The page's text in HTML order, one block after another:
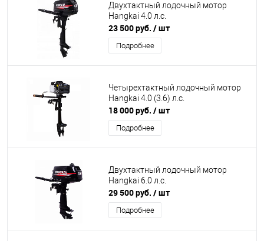
Двухтактный лодочный мотор
Hangkai 4.0 л.с.
23 500 руб. / шт
Подробнее
Четырехтактный лодочный мотор
Hangkai 4.0 (3.6) л.с.
18 000 руб. / шт
Подробнее
Двухтактный лодочный мотор
Hangkai 6.0 л.с.
29 500 руб. / шт
Подробнее